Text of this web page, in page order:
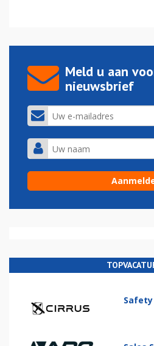
Meld u aan
nieuwsbrief